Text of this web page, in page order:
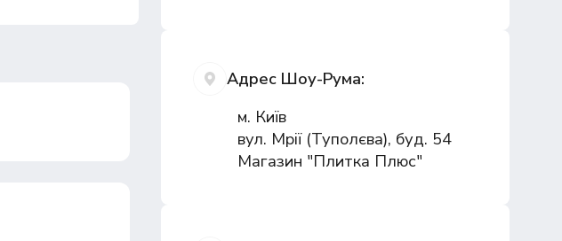
Адрес Шоу-Рума:
м. Київ
вул. Мрії (Туполєва), буд. 54
Магазин "Плитка Плюс"